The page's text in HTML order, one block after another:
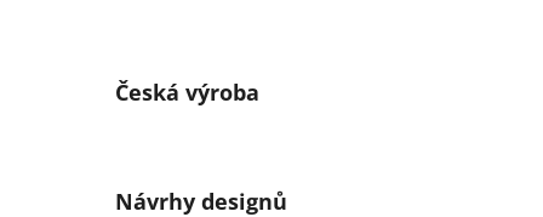
Česká výroba
Návrhy designů